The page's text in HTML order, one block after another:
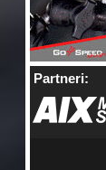
Partneri: